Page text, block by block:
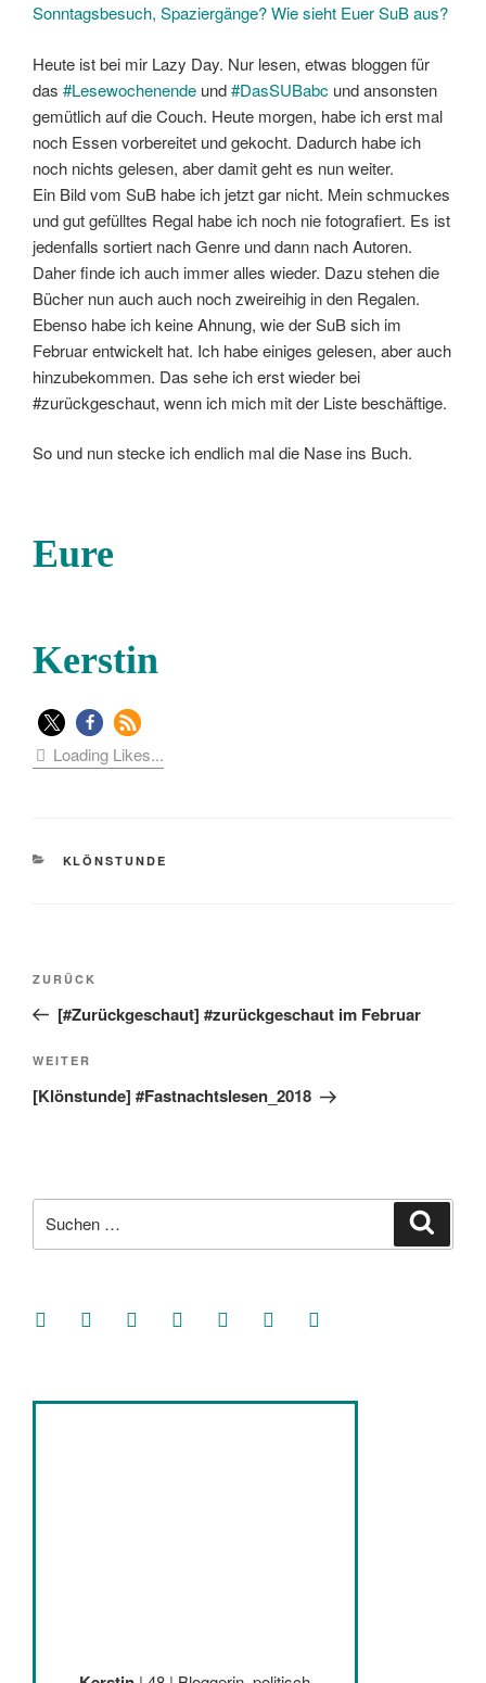
Sonntagsbesuch, Spaziergänge? Wie sieht Euer SuB aus?
Heute ist bei mir Lazy Day. Nur lesen, etwas bloggen für
das #Lesewochenende und#DasSUBabc und ansonsten
gemütlich auf die Couch. Heute morgen, habe ich erst mal
noch Essen vorbereitet und gekocht. Dadurch habe ich
noch nichts gelesen, aber damit geht es nun weiter.
Ein Bild vom SuB habe ich jetzt gar nicht. Mein schmuckes
und gut gefülltes Regal habe ich noch nie fotografiert. Es ist
jedenfalls sortiert nach Genre und dann nach Autoren.
Daher finde ich auch immer alles wieder. Dazu stehen die
Bücher nun auch auch noch zweireihig in den Regalen.
Ebenso habe ich keine Ahnung, wie der SuB sich im
Februar entwickelt hat. Ich habe einiges gelesen, aber auch
hinzubekommen. Das sehe ich erst wieder bei
#zurückgeschaut, wenn ich mich mit der Liste beschäftige.
So und nun stecke ich endlich mal die Nase ins Buch.
Eure
Kerstin
Loading Likes...
KATEGORIEN
KLÖNSTUNDE
Beitragsnavigation
Vorheriger
Beitrag
ZURÜCK
[#Zurückgeschaut] #zurückgeschaut im Februar
Nächster
Beitrag
WEITER
[Klönstunde] #Fastnachtslesen_2018
nach:
facebooksoundcloud
twitter mastodoninstagramthreads goodreads